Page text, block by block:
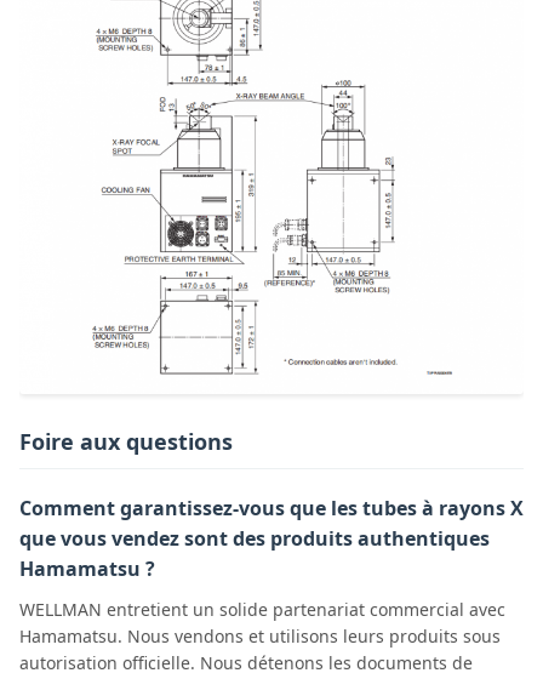
Foire aux questions
Comment garantissez-vous que les tubes à rayons X
que vous vendez sont des produits authentiques
Hamamatsu ?
WELLMAN entretient un solide partenariat commercial avec
Hamamatsu. Nous vendons et utilisons leurs produits sous
autorisation officielle. Nous détenons les documents de